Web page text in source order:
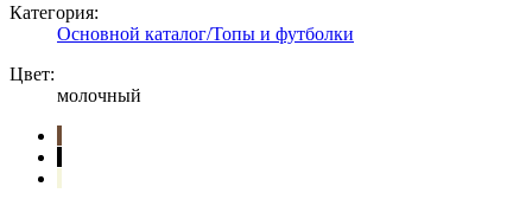
Категория:
Основной каталог/Топы и футболки
Цвет:
молочный